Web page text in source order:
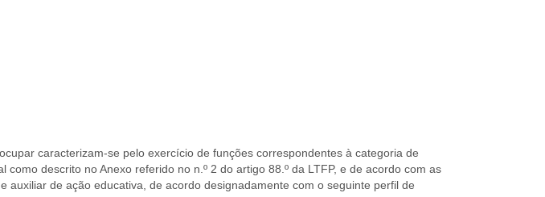
caracterizam-se pelo exercício de funções correspondentes à categoria de
como descrito no Anexo referido no n.º 2 do artigo 88.º da LTFP, e de acordo com as
auxiliar de ação educativa, de acordo designadamente com o seguinte perfil de